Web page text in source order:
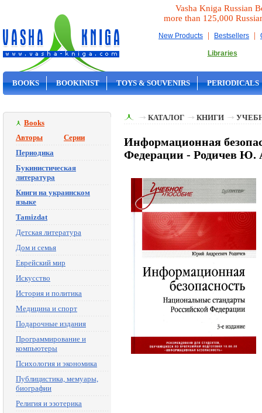
Vasha Kniga Russian
more than 125,000
New Products | Bestsellers |
Libraries
BOOKS BOOKINIST TOYS & SOUVENIRS PERIODICALS
Books
Авторы
Серии
Периодика
Букинистическая
литература
Книги на украинском
языке
Tamizdat
Детская литература
Дом и семья
Еврейский мир
Искусство
История и политика
Медицина и спорт
Подарочные издания
Программирование и
компьютеры
Психология и экономика
Публицистика, мемуары,
биографии
Религия и эзотерика
КАТАЛОГ КНИГИ
Информационная
Федерации - Родичев Ю.